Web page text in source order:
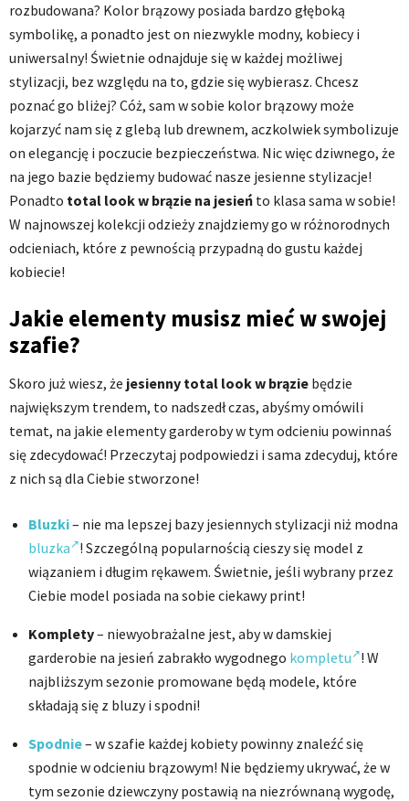
rozbudowana? Kolor brązowy posiada bardzo głęboką
symbolikę, a ponadto jest on niezwykle modny, kobiecy i
uniwersalny! Świetnie odnajduje się w każdej możliwej
stylizacji, bez względu na to, gdzie się wybierasz. Chcesz
poznać go bliżej? Cóż, sam w sobie kolor brązowy może
kojarzyć nam się z glebą lub drewnem, aczkolwiek symbolizuje
on elegancję i poczucie bezpieczeństwa. Nic więc dziwnego, że
na jego bazie będziemy budować nasze jesienne stylizacje!
Ponadto total look w brązie na jesień to klasa sama w sobie!
W najnowszej kolekcji odzieży znajdziemy go w różnorodnych
odcieniach, które z pewnością przypadną do gustu każdej
kobiecie!
Jakie elementy musisz mieć w swojej
szafie?
Skoro już wiesz, że jesienny total look w brązie będzie
największym trendem, to nadszedł czas, abyśmy omówili
temat, na jakie elementy garderoby w tym odcieniu powinnaś
się zdecydować! Przeczytaj podpowiedzi i sama zdecyduj, które
z nich są dla Ciebie stworzone!
Bluzki– nie ma lepszej bazy jesiennych stylizacji niż modna
bluzka ! Szczególną popularnością cieszy się model z
wiązaniem i długim rękawem. Świetnie, jeśli wybrany przez
Ciebie model posiada na sobie ciekawy print!
Komplety– niewyobrażalne jest, aby w damskiej
garderobie na jesień zabrakło wygodnego kompletu ! W
najbliższym sezonie promowane będą modele, które
składają się z bluzy i spodni!
Spodnie– w szafie każdej kobiety powinny znaleźć się
spodnie w odcieniu brązowym! Nie będziemy ukrywać, że w
tym sezonie dziewczyny postawią na niezrównaną wygodę,